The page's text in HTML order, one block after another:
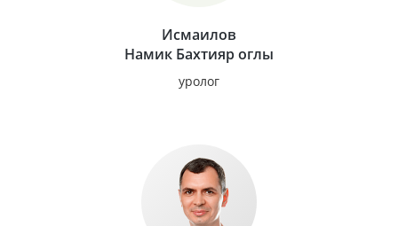
Исмаилов
Намик Бахтияр оглы
уролог